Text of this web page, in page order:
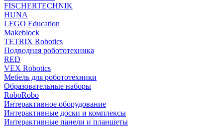
FISCHERTECHNIK
HUNA
LEGO Education
Makeblock
TETRIX Robotics
Подводная робототехника
RED
VEX Robotics
Мебель для робототехники
Образовательные наборы
RoboRobo
Интерактивное оборудование
Интерактивные доски и комплексы
Интерактивные панели и планшеты